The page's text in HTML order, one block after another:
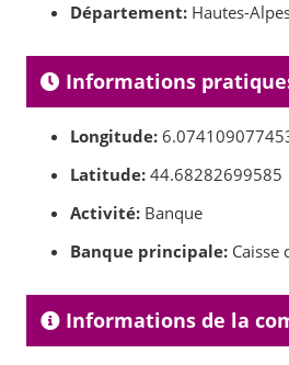
Département: Hautes-
Informations
Longitude:
Latitude: 44.68282699585
Activité: Banque
Banque principale: Caisse
Informations de la